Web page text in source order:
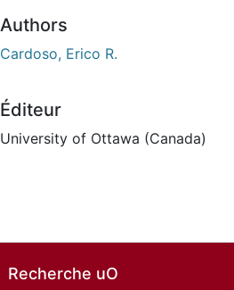
Authors
Cardoso, Erico R.
Éditeur
University of Ottawa (Canada)
Recherche uO